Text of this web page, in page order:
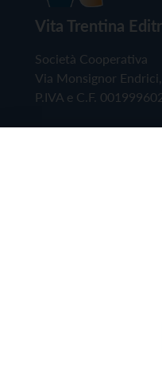
Vita Trentina
Società Cooperativa
Via Monsignor
P.IVA e C.F.
Copyright © 2019